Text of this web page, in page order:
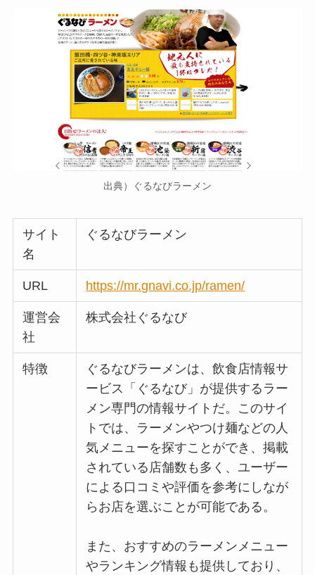
出典）ぐるなびラーメン
サイト
名
ぐるなびラーメン
URL https://mr.gnavi.co.jp/ramen/
運営会
社
株式会社ぐるなび
特徴
ぐるなびラーメンは、飲食店情報サ
ービス「ぐるなび」が提供するラー
メン専門の情報サイトだ。このサイ
トでは、ラーメンやつけ麺などの人
気メニューを探すことができ、掲載
されている店舗数も多く、ユーザー
による口コミや評価を参考にしなが
らお店を選ぶことが可能である。
また、おすすめのラーメンメニュー
やランキング情報も提供しており、